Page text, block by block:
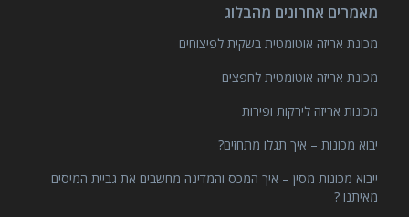
מאמרים אחרונים מהבלוג
מכונת אריזה אוטומטית בשקית לפיצוחים
מכונת אריזה אוטומטית לחפצים
מכונות אריזה לירקות ופירות
יבוא מכונות – איך תגלו מתחזים?
ייבוא מכונות מסין – איך המכס והמדינה מחשבים את גביית המיסים
מאיתנו ?